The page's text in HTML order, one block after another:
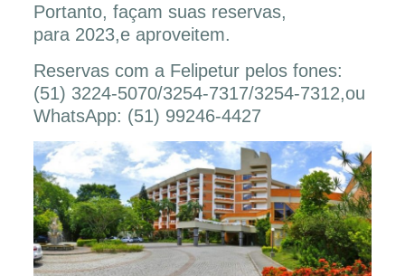
Portanto, façam suas reservas,
para 2023,e aproveitem.
Reservas com a Felipetur pelos fones:
(51) 3224-5070/3254-7317/3254-7312,ou
WhatsApp: (51) 99246-4427